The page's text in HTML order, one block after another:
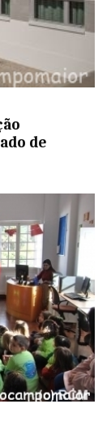
de